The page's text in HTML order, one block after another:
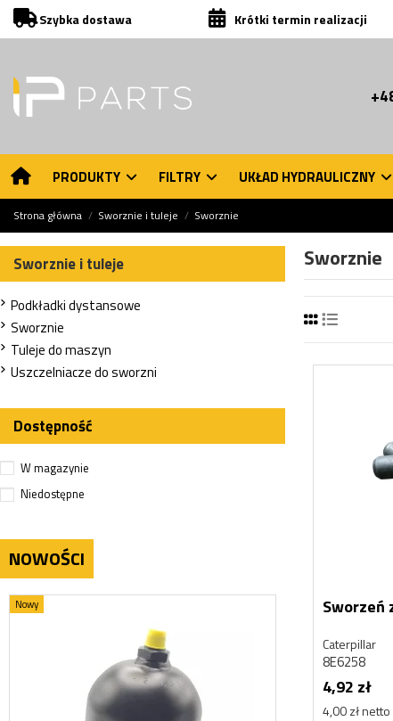
Szybka dostawa Krótki termin realizacji
PRODUKTY FILTRY UKŁAD HYDRAULICZNY
Strona główna Sworznie i tuleje Sworznie
Sworznie
Sworzeń
Caterpillar
8E6258
4,92 zł
4,00 zł netto
Sworznie i tuleje
Podkładki dystansowe
Sworznie
Tuleje do maszyn
Uszczelniacze do sworzni
Dostępność
W magazynie
Niedostępne
NOWOŚCI
Nowy